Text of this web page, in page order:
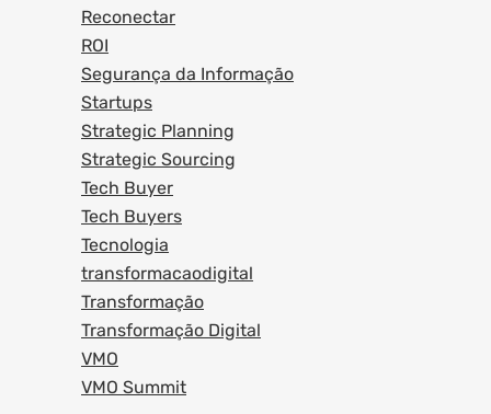
Reconectar
ROI
Segurança da Informação
Startups
Strategic Planning
Strategic Sourcing
Tech Buyer
Tech Buyers
Tecnologia
transformacaodigital
Transformação
Transformação Digital
VMO
VMO Summit